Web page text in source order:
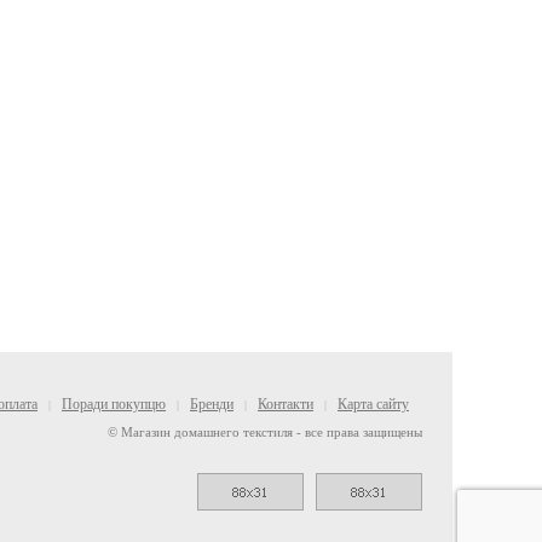
Поради покупцю Бренди Контакти Карта сайту
© Магазин домашнего текстиля - все права защищены